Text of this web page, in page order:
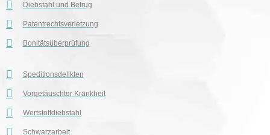
Diebstahl und Betrug
Patentrechtsverletzung
Bonitätsüberprüfung
Speditionsdelikten
Vorgetäuschter Krankheit
Wertstoffdiebstahl
Schwarzarbeit